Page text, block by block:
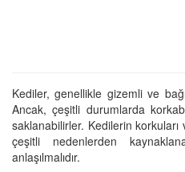
Kediler, genellikle gizemli ve
Ancak, çeşitli durumlarda
saklanabilirler. Kedilerin korkuları
çeşitli nedenlerden
anlaşılmalıdır.